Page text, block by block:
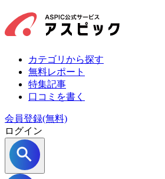
カテゴリから探す
無料レポート
特集記事
口コミを書く
会員登録(無料)
ログイン